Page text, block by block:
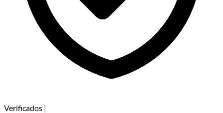
Verificados |